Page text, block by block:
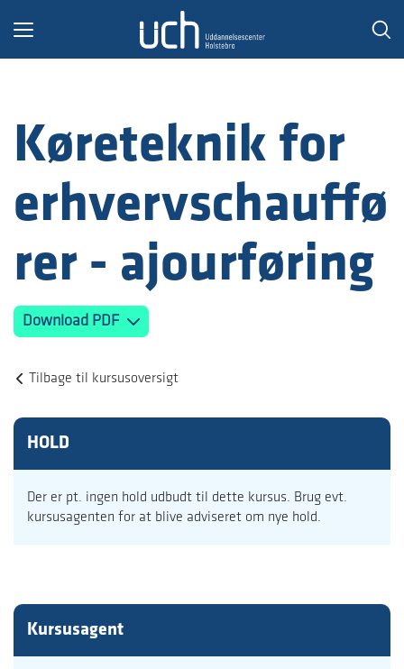
Toggle
Køreteknik for
erhvervschauffø
rer - ajourføring
Download PDF
Tilbage til kursusoversigt
HOLD
Der er pt. ingen hold udbudt til dette kursus. Brug evt.
kursusagenten for at blive adviseret om nye hold.
Kursusagent